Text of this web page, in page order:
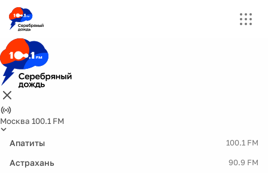
Москва 100.1 FM
Апатиты 100.1 FM
Астрахань 90.9 FM